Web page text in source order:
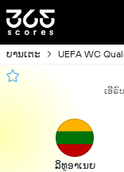
ບານເຕະ UEFA WC
ເອີຣົ
ລິທູອາເນຍ